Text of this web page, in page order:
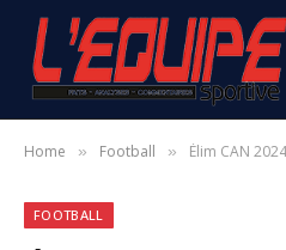
Home » Football » Élim CAN 2024 (F):
FOOTBALL